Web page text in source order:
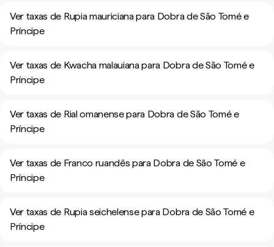
Ver taxas de Rupia mauriciana para Dobra de São Tomé e
Príncipe
Ver taxas de Kwacha malauiana para Dobra de São Tomé e
Príncipe
Ver taxas de Rial omanense para Dobra de São Tomé e
Príncipe
Ver taxas de Franco ruandês para Dobra de São Tomé e
Príncipe
Ver taxas de Rupia seichelense para Dobra de São Tomé e
Príncipe